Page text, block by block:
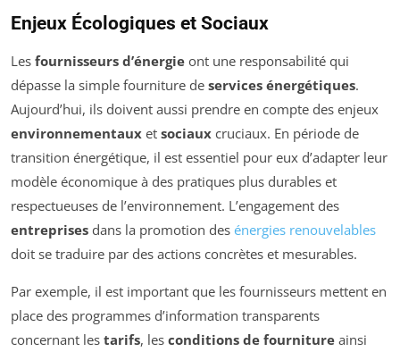
Enjeux Écologiques et Sociaux
Les fournisseurs d’énergie ont une responsabilité qui
dépasse la simple fourniture de services énergétiques.
Aujourd’hui, ils doivent aussi prendre en compte des enjeux
environnementaux et sociaux cruciaux. En période de
transition énergétique, il est essentiel pour eux d’adapter leur
modèle économique à des pratiques plus durables et
respectueuses de l’environnement. L’engagement des
entreprises dans la promotion des énergies renouvelables
doit se traduire par des actions concrètes et mesurables.
Par exemple, il est important que les fournisseurs mettent en
place des programmes d’information transparents
concernant les tarifs, les conditions de fourniture ainsi